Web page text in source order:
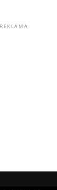
REKLAMA